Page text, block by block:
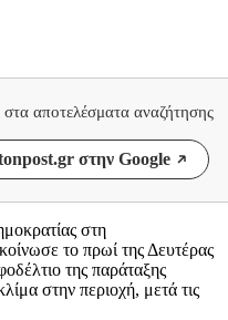
στα αποτελέσματα αναζήτησης
στην Google
στη
το πρωί της Δευτέρας
της παράταξης
στην περιοχή, μετά τις